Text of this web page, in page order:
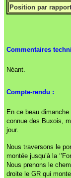
Position par
Commentaires
Néant.
Compte-rendu :
En ce beau
connue des Buxois,
jour.
Nous traversons le
montée jusqu’à la
Nous prenons le
droite le GR qui